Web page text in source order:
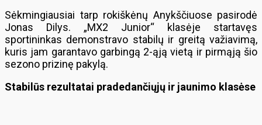
Sėkmingiausiai tarp rokiškėnų Anykščiuose pasirodė
Jonas Dilys. „MX2 Junior“ klasėje startavęs
sportininkas demonstravo stabilų ir greitą važiavimą,
kuris jam garantavo garbingą 2-ąją vietą ir pirmąją šio
sezono prizinę pakylą.
Stabilūs rezultatai pradedančiųjų ir jaunimo klasėse